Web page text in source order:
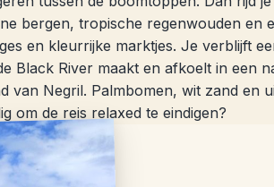
bergen, tropische regenwouden en
en kleurrijke marktjes. Je verblijft
Black River maakt en afkoelt in een
van Negril. Palmbomen, wit zand en
om de reis relaxed te eindigen?